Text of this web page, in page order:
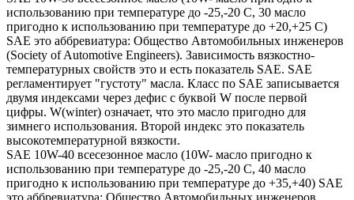
использованию при температуре до -25,-20 С, 30 масло
пригодно к использованию при температуре до +20,+25 С)
SAE это аббревиатура: Общество Автомобильных инженеров
(Society of Automotive Engineers). Зависимость вязкостно-
температурных свойств это и есть показатель SAE. SAE
регламентирует "густоту" масла. Класс по SAE записывается
двумя индексами через дефис с буквой W после первой
цифры. W(winter) означает, что это масло пригодно для
зимнего использования. Второй индекс это показатель
высокотемпературной вязкости.
SAE 10W-40 всесезонное масло (10W- масло пригодно к
использованию при температуре до -25,-20 С, 40 масло
пригодно к использованию при температуре до +35,+40) SAE